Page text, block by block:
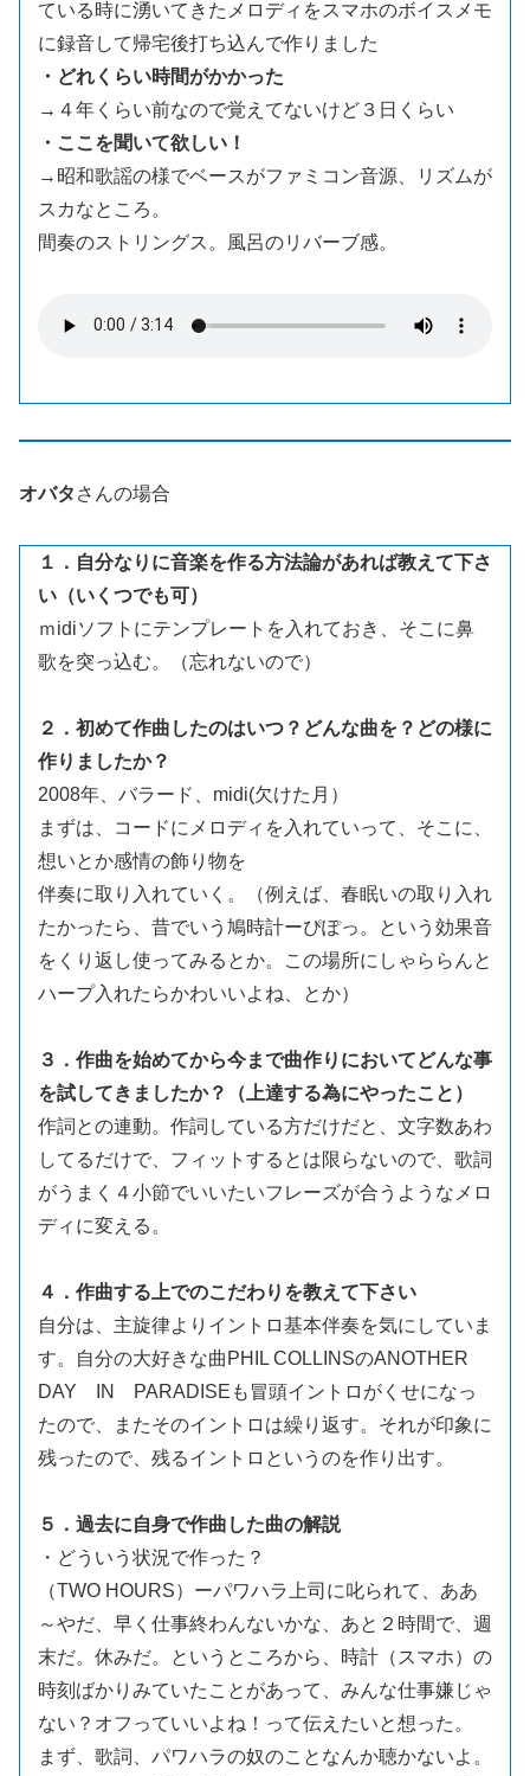
ている時に湧いてきたメロディをスマホのボイスメモ
に録音して帰宅後打ち込んで作りました
・どれくらい時間がかかった
→ ４年くらい前なので覚えてないけど３日くらい
・ここを聞いて欲しい！
→昭和歌謡の様でベースがファミコン音源、リズムが
スカなところ。
間奏のストリングス。風呂のリバーブ感。
オバタ さんの場合
１．自分なりに音楽を作る方法論があれば教えて下さ
い（いくつでも可）
ｍidiソフトにテンプレートを入れておき、そこに鼻
歌を突っ込む。（忘れないので）
２．初めて作曲したのはいつ？どんな曲を？どの様に
作りましたか？
2008年、バラード、midi(欠けた月）
まずは、コードにメロディを入れていって、そこに、
想いとか感情の飾り物を
伴奏に取り入れていく。（例えば、春眠いの取り入れ
たかったら、昔でいう鳩時計ーぴぽっ。という効果音
をくり返し使ってみるとか。この場所にしゃららんと
ハープ入れたらかわいいよね、とか）
３．作曲を始めてから今まで曲作りにおいてどんな事
を試してきましたか？（上達する為にやったこと）
作詞との連動。作詞している方だけだと、文字数あわ
してるだけで、フィットするとは限らないので、歌詞
がうまく４小節でいいたいフレーズが合うようなメロ
ディに変える。
４．作曲する上でのこだわりを教えて下さい
自分は、主旋律よりイントロ基本伴奏を気にしていま
す。自分の大好きな曲PHIL COLLINSのANOTHER
DAY IN PARADISEも冒頭イントロがくせになっ
たので、またそのイントロは繰り返す。それが印象に
残ったので、残るイントロというのを作り出す。
５．過去に自身で作曲した曲の解説
・どういう状況で作った？
（TWO HOURS）ーパワハラ上司に叱られて、ああ
～やだ、早く仕事終わんないかな、あと２時間で、週
末だ。休みだ。というところから、時計（スマホ）の
時刻ばかりみていたことがあって、みんな仕事嫌じゃ
ない？オフっていいよね！って伝えたいと想った。
まず、歌詞、パワハラの奴のことなんか聴かないよ。